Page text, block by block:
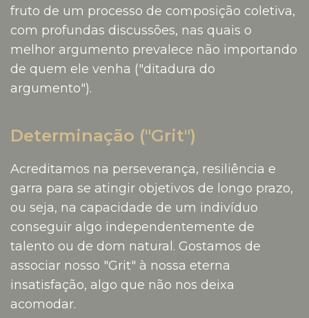
fruto de um processo de composição coletiva,
com profundas discussões, nas quais o
melhor argumento prevalece não importando
de quem ele venha ("ditadura do
argumento").
Determinação ("Grit")
Acreditamos na perseverança, resiliência e
garra para se atingir objetivos de longo prazo,
ou seja, na capacidade de um indivíduo
conseguir algo independentemente de
talento ou de dom natural. Gostamos de
associar nosso "Grit" à nossa eterna
insatisfação, algo que não nos deixa
acomodar.